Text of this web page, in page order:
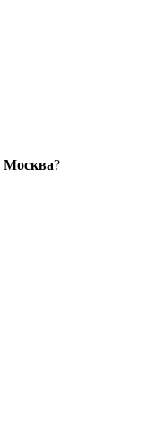
Москва?